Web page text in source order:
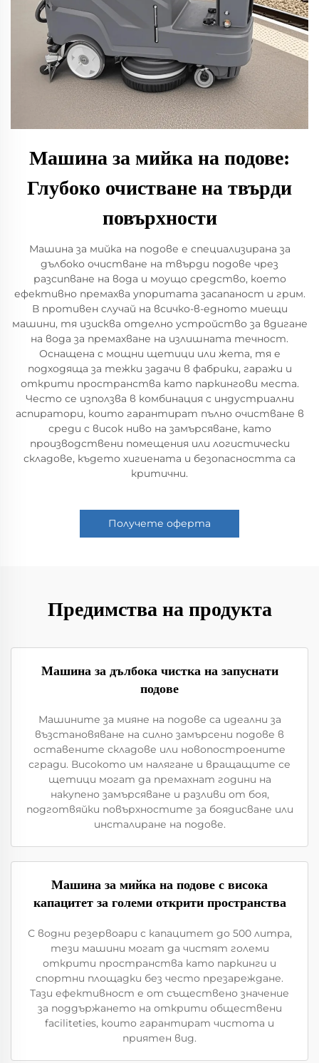
Машина за мийка на подове:
Глубоко очистване на твърди
повърхности
Машина за мийка на подове е специализирана за
дълбоко очистване на твърди подове чрез
разсипване на вода и моущо средство, което
ефективно премахва упоритата засапаност и грим.
В противен случай на всичко-в-едното миещи
машини, тя изисква отделно устройство за вдигане
на вода за премахване на излишната течност.
Оснащена с мощни щетици или жета, тя е
подходяща за тежки задачи в фабрики, гаражи и
открити пространства като паркингови места.
Често се използва в комбинация с индустриални
аспиратори, които гарантират пълно очистване в
среди с висок ниво на замърсяване, като
производствени помещения или логистически
складове, където хигиената и безопасността са
критични.
Получете оферта
Предимства на продукта
Машина за дълбока чистка на запуснати
подове
Машините за мияне на подове са идеални за
възстановяване на силно замърсени подове в
оставените складове или новопостроените
сгради. Високото им налягане и вращащите се
щетици могат да премахнат години на
накупено замърсяване и разливи от боя,
подготвяйки повърхностите за боядисване или
инсталиране на подове.
Машина за мийка на подове с висока
капацитет за големи открити пространства
С водни резервоари с капацитет до 500 литра,
тези машини могат да чистят големи
открити пространства като паркинги и
спортни площадки без често презареждане.
Тази ефективност е от съществено значение
за поддържането на открити обществени
faciliteties, които гарантират чистота и
приятен вид.